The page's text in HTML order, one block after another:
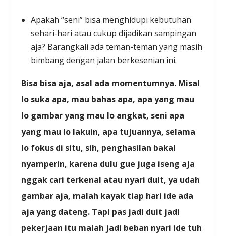
Apakah “seni” bisa menghidupi kebutuhan
sehari-hari atau cukup dijadikan sampingan
aja? Barangkali ada teman-teman yang masih
bimbang dengan jalan berkesenian ini.
Bisa bisa aja, asal ada momentumnya. Misal
lo suka apa, mau bahas apa, apa yang mau
lo gambar yang mau lo angkat, seni apa
yang mau lo lakuin, apa tujuannya, selama
lo fokus di situ, sih, penghasilan bakal
nyamperin, karena dulu gue juga iseng aja
nggak cari terkenal atau nyari duit, ya udah
gambar aja, malah kayak tiap hari ide ada
aja yang dateng. Tapi pas jadi duit jadi
pekerjaan itu malah jadi beban nyari ide tuh